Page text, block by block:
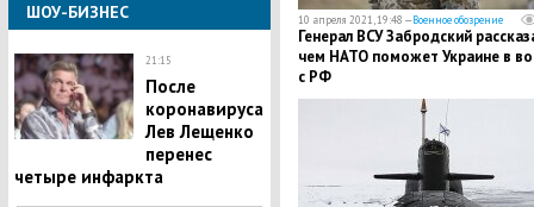
ШОУ-БИЗНЕС
21:15
После
коронавируса
Лев Лещенко
перенес
четыре инфаркта
10 апреля 2021, 19:48 —Военное обозрение
Генерал ВСУ Забродский
чем НАТО поможет Украине в
с РФ